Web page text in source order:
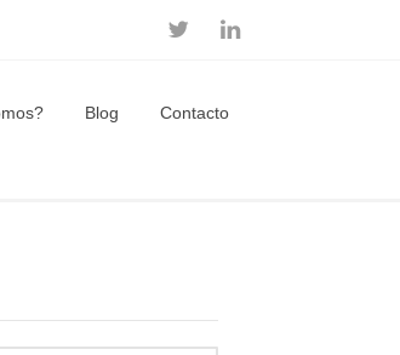
Blog Contacto